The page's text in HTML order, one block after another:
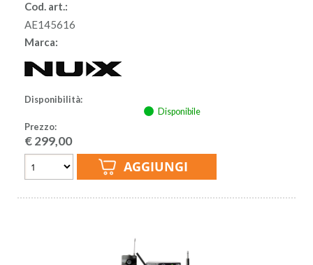
Cod. art.:
AE145616
Marca:
Disponibilità:
Disponibile
Prezzo:
€299,00